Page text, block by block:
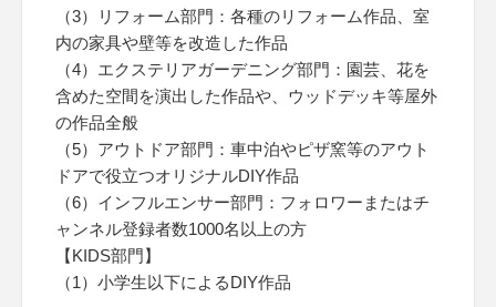
（3）リフォーム部門：各種のリフォーム作品、室
内の家具や壁等を改造した作品
（4）エクステリアガーデニング部門：園芸、花を
含めた空間を演出した作品や、ウッドデッキ等屋外
の作品全般
（5）アウトドア部門：車中泊やピザ窯等のアウト
ドアで役立つオリジナルDIY作品
（6）インフルエンサー部門：フォロワーまたはチ
ャンネル登録者数1000名以上の方
【KIDS部門】
（1）小学生以下によるDIY作品